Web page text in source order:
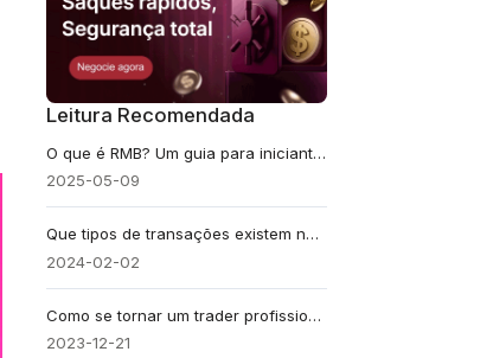
Leitura Recomendada
O que é RMB? Um guia para iniciantes sobre a moeda chinesa
2025-05-09
Que tipos de transações existem no swap?
2024-02-02
Como se tornar um trader profissional: dicas práticas
2023-12-21